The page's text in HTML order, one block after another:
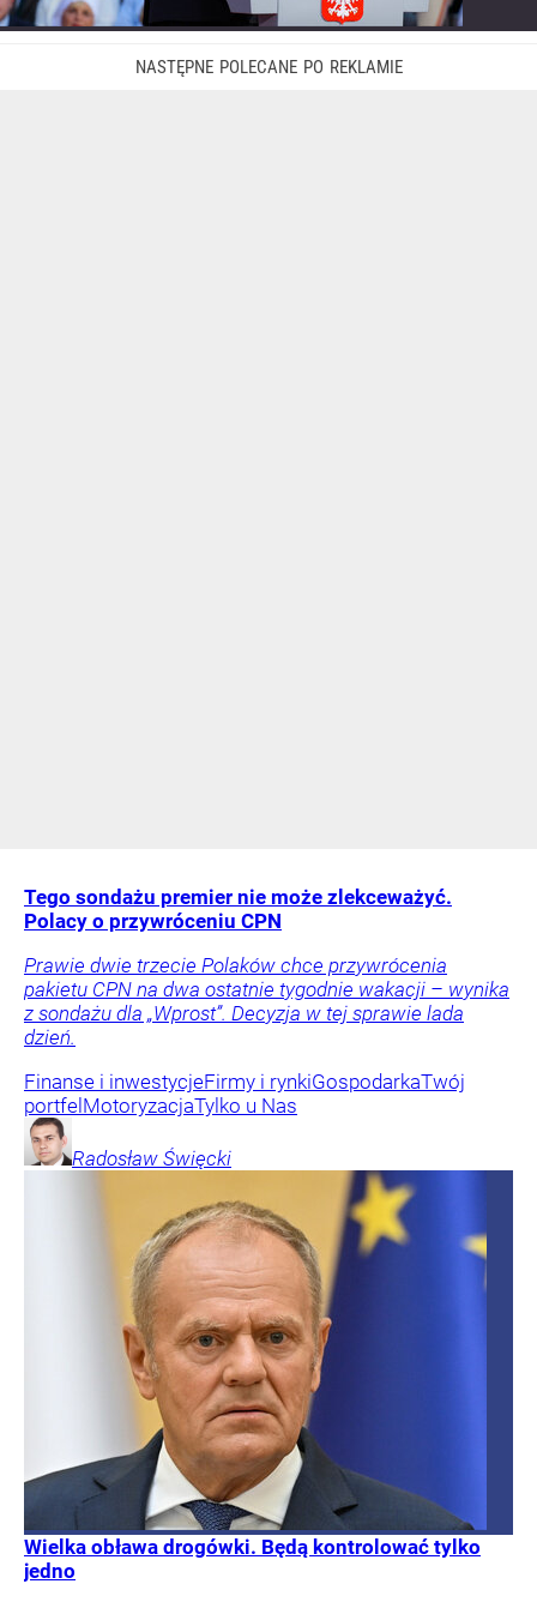
Tego sondażu premier nie może zlekceważyć.
Polacy o przywróceniu CPN
Prawie dwie trzecie Polaków chce przywrócenia
pakietu CPN na dwa ostatnie tygodnie wakacji – wynika
z sondażu dla „Wprost”. Decyzja w tej sprawie lada
dzień.
Finanse i inwestycjeFirmy i rynkiGospodarkaTwój
portfel MotoryzacjaTylko u Nas
Radosław Święcki
Wielka obława drogówki. Będą kontrolować tylko
jedno